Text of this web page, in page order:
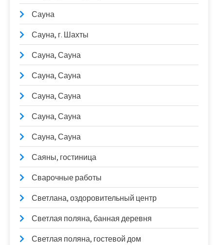
Сауна
Сауна, г. Шахты
Сауна, Сауна
Сауна, Сауна
Сауна, Сауна
Сауна, Сауна
Сауна, Сауна
Саяны, гостиница
Сварочные работы
Светлана, оздоровительный центр
Светлая поляна, банная деревня
Светлая поляна, гостевой дом